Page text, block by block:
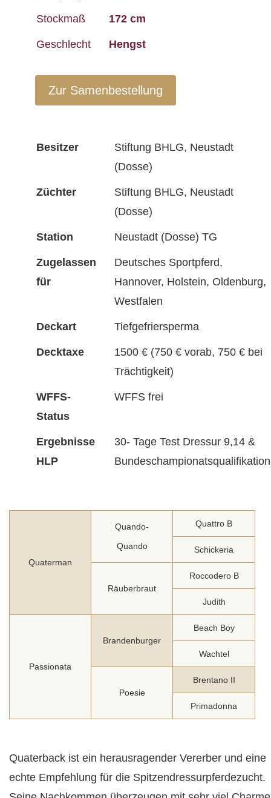
Stockmaß 172 cm
Geschlecht Hengst
Zur Samenbestellung
Besitzer
Stiftung BHLG, Neustadt
(Dosse)
Züchter
Stiftung BHLG, Neustadt
(Dosse)
Station Neustadt (Dosse) TG
Zugelassen
für
Deutsches Sportpferd,
Hannover, Holstein, Oldenburg,
Westfalen
Deckart Tiefgefriersperma
Decktaxe
1500 € (750 € vorab, 750 € bei
Trächtigkeit)
WFFS-
Status
WFFS frei
Ergebnisse
HLP
30- Tage Test Dressur 9,14 &
Bundeschampionatsqualifikation
Quaterman
Quando-
Quando
Quattro B
Schickeria
Räuberbraut
Roccodero B
Judith
Passionata
Brandenburger
Beach Boy
Wachtel
Poesie
Brentano II
Primadonna
Quaterback ist ein herausragender Vererber und eine
echte Empfehlung für die Spitzendressurpferdezucht.